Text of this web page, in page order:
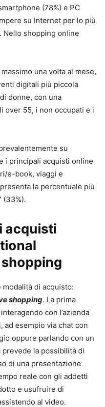
(78%) e PC
su Internet per lo più
Nello shopping online
una volta al mese,
digitali più piccola
donne, con una
over 55, i non occupati e i
su
i principali acquisti online
e-book, viaggi e
la percentuale più
(33%).
acquisti
di acquisto:
shopping. La prima
con l’azienda
ad esempio via chat con
oppure parlando con un
la possibilità di
di una presentazione
reale con gli addetti
e usufruire di
al video.